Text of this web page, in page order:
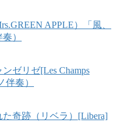
APPLE）「風、
）
ゼリゼ[Les Champs
伴奏）
た奇跡（リベラ）[Libera]